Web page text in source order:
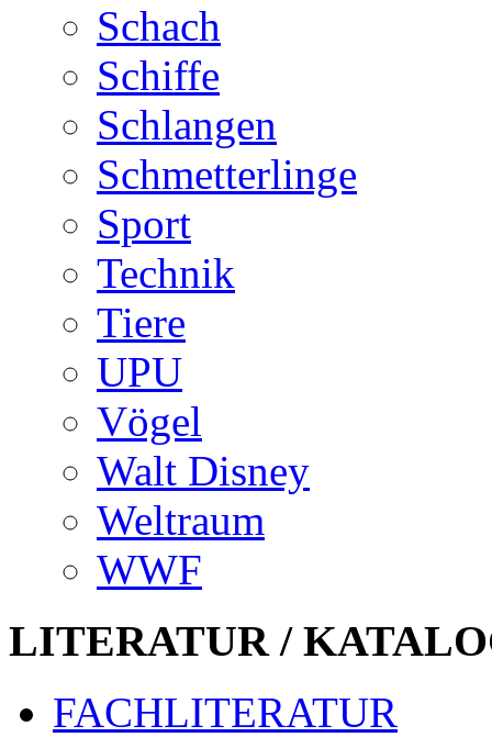
Schach
Schiffe
Schlangen
Schmetterlinge
Sport
Technik
Tiere
UPU
Vögel
Walt Disney
Weltraum
WWF
LITERATUR /
FACHLITERATUR